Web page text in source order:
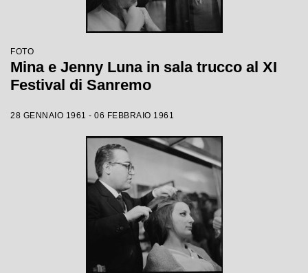
FOTO
Mina e Jenny Luna in sala trucco al XI
Festival di Sanremo
28 GENNAIO 1961 - 06 FEBBRAIO 1961